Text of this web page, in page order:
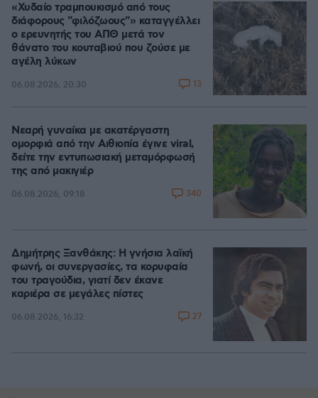
«Χυδαίο τραμπουκισμό από τους
διάφορους "φιλόζωους"» καταγγέλλει
ο ερευνητής του ΑΠΘ μετά τον
θάνατο του κουταβιού που ζούσε με
αγέλη λύκων
06.08.2026, 20:30 13
Νεαρή γυναίκα με ακατέργαστη
ομορφιά από την Αιθιοπία έγινε viral,
δείτε την εντυπωσιακή μεταμόρφωσή
της από μακιγιέρ
06.08.2026, 09:18 340
Δημήτρης Ξανθάκης: Η γνήσια λαϊκή
φωνή, οι συνεργασίες, τα κορυφαία
του τραγούδια, γιατί δεν έκανε
καριέρα σε μεγάλες πίστες
06.08.2026, 16:32 27